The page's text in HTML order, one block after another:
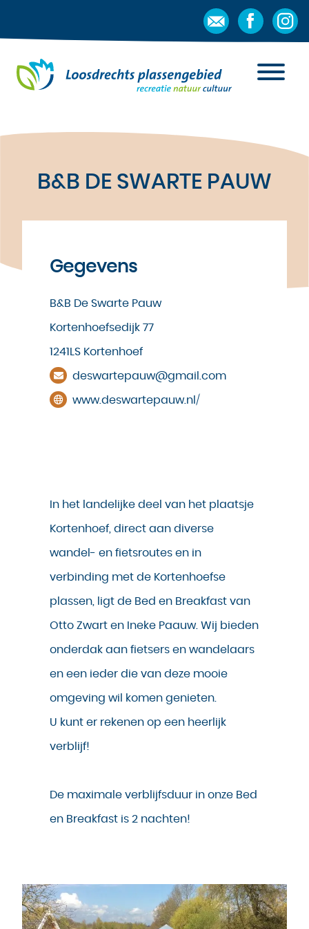
B&B DE SWARTE PAUW
Gegevens
B&B De Swarte Pauw
Kortenhoefsedijk 77
1241LS Kortenhoef
deswartepauw@gmail.com
www.deswartepauw.nl/
In het landelijke deel van het plaatsje
Kortenhoef, direct aan diverse
wandel- en fietsroutes en in
verbinding met de Kortenhoefse
plassen, ligt de Bed en Breakfast van
Otto Zwart en Ineke Paauw. Wij bieden
onderdak aan fietsers en wandelaars
en een ieder die van deze mooie
omgeving wil komen genieten.
U kunt er rekenen op een heerlijk
verblijf!
De maximale verblijfsduur in onze Bed
en Breakfast is 2 nachten!